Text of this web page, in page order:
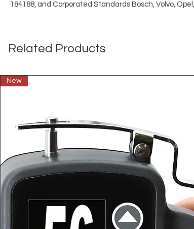
184188, and Corporated Standards Bosch, Volvo,
Related Products
New